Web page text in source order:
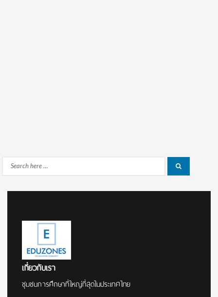
Search
เกี่ยวกับเรา
ชุมชนการศึกษาที่ใหญ่ที่สุดในประเทศไทย